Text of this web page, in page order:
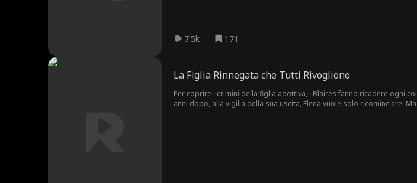
7.5k 171
La Figlia Rinnegata che Tutti Rivogliono
Per coprire i crimini della figlia adottiva, i Blaires fanno ricadere ogni
anni dopo, alla vigilia della sua uscita, Elena vuole solo ricominciare.